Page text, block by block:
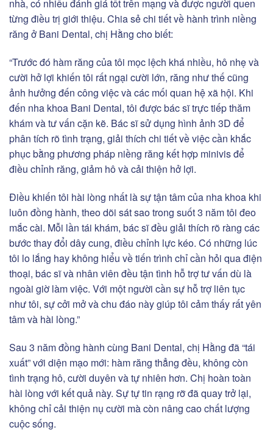
nhà, có nhiều đánh giá tốt trên mạng và được người quen
từng điều trị giới thiệu. Chia sẻ chi tiết về hành trình niềng
răng ở Bani Dental, chị Hằng cho biết:
“Trước đó hàm răng của tôi mọc lệch khá nhiều, hô nhẹ và
cười hở lợi khiến tôi rất ngại cười lớn, răng như thế cũng
ảnh hưởng đến công việc và các mối quan hệ xã hội. Khi
đến nha khoa Bani Dental, tôi được bác sĩ trực tiếp thăm
khám và tư vấn cặn kẽ. Bác sĩ sử dụng hình ảnh 3D để
phân tích rõ tình trạng, giải thích chi tiết về việc cần khắc
phục bằng phương pháp niềng răng kết hợp minivis để
điều chỉnh răng, giảm hô và cải thiện hở lợi.
Điều khiến tôi hài lòng nhất là sự tận tâm của nha khoa khi
luôn đồng hành, theo dõi sát sao trong suốt 3 năm tôi đeo
mắc cài. Mỗi lần tái khám, bác sĩ đều giải thích rõ ràng các
bước thay đổi dây cung, điều chỉnh lực kéo. Có những lúc
tôi lo lắng hay không hiểu về tiến trình chỉ cần hỏi qua điện
thoại, bác sĩ và nhân viên đều tận tình hỗ trợ tư vấn dù là
ngoài giờ làm việc. Với một người cần sự hỗ trợ liên tục
như tôi, sự cởi mở và chu đáo này giúp tôi cảm thấy rất yên
tâm và hài lòng.”
Sau 3 năm đồng hành cùng Bani Dental, chị Hằng đã “tái
xuất” với diện mạo mới: hàm răng thẳng đều, không còn
tình trạng hô, cười duyên và tự nhiên hơn. Chị hoàn toàn
hài lòng với kết quả này. Sự tự tin rạng rỡ đã quay trở lại,
không chỉ cải thiện nụ cười mà còn nâng cao chất lượng
cuộc sống.